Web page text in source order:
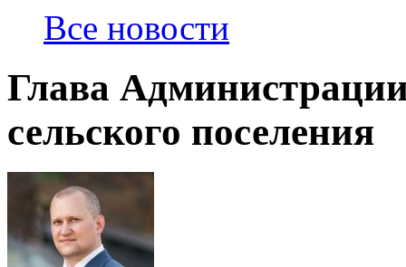
Все новости
Глава
сельского поселения